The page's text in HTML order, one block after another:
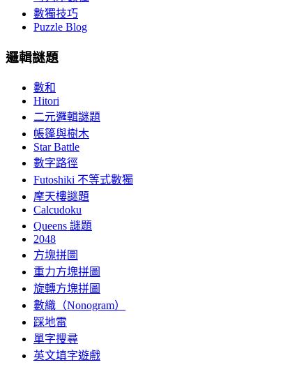
數獨技巧
Puzzle Blog
邏輯謎題
數和
Hitori
二元邏輯謎題
帳篷與樹木
Star Battle
數字路徑
Futoshiki 不等式數獨
摩天樓謎題
Calcudoku
Queens 謎題
2048
方塊拼圖
重力方塊拼圖
旋轉方塊拼圖
數織（Nonogram）
踩地雷
單字搜尋
英文填字遊戲